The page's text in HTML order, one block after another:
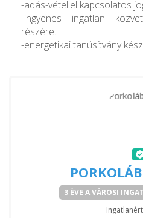
-adás-vétellel kapcsolatos
-ingyenes ingatlan
részére.
-energetikai tanúsítvány
3 ÉVE A VÁROSI